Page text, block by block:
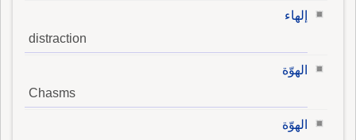
إلهاء
distraction
الهوّة
Chasms
الهوّة